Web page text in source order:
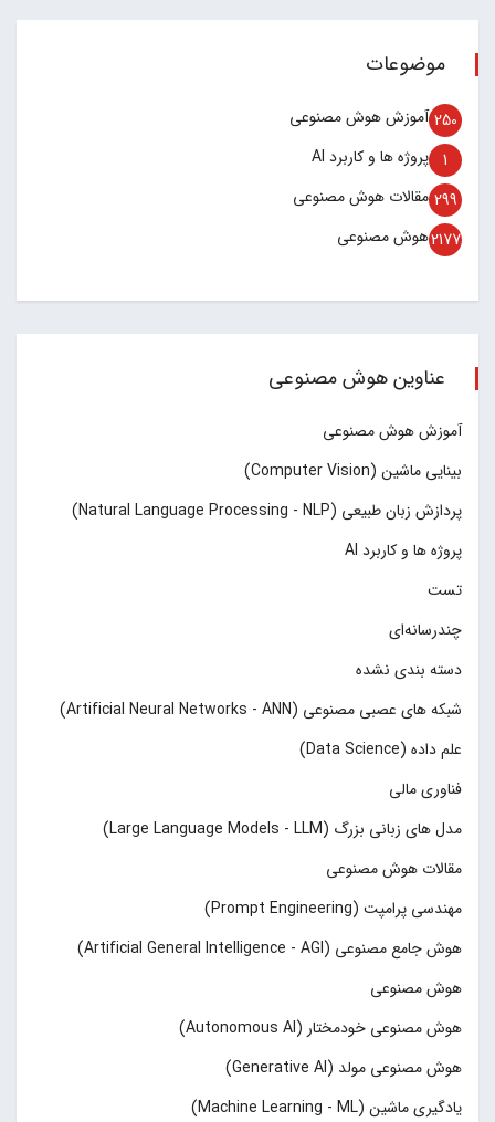
موضوعات
آموزش هوش مصنوعی 250
پروژه ها و کاربرد AI 1
مقالات هوش مصنوعی 299
هوش مصنوعی2177
عناوین هوش مصنوعی
آموزش هوش مصنوعی
بینایی ماشین (Computer Vision)
پردازش زبان طبیعی (Natural Language Processing - NLP)
پروژه ها و کاربرد AI
تست
چند‌‌رسانه‌ای
دسته بندی نشده
شبکه های عصبی مصنوعی (Artificial Neural Networks - ANN)
علم داده (Data Science)
فناوری مالی
مدل های زبانی بزرگ (Large Language Models - LLM)
مقالات هوش مصنوعی
مهندسی پرامپت (Prompt Engineering)
هوش جامع مصنوعی (Artificial General Intelligence - AGI)
هوش مصنوعی
هوش مصنوعی خودمختار (Autonomous AI)
هوش مصنوعی مولد (Generative AI)
یادگیری ماشین (Machine Learning - ML)